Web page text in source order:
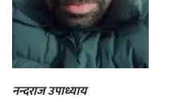
नन्दराज उपाध्याय